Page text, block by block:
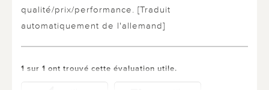
qualité/prix/performance. [Traduit
automatiquement de l'allemand]
1 sur 1 ont trouvé cette évaluation utile.